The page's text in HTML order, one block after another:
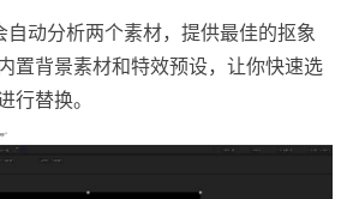
自动分析两个素材，提供最佳的抠象
置背景素材和特效预设，让你快速选
行替换。